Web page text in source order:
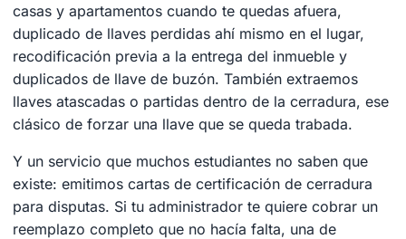
casas y apartamentos cuando te quedas afuera,
duplicado de llaves perdidas ahí mismo en el lugar,
recodificación previa a la entrega del inmueble y
duplicados de llave de buzón. También extraemos
llaves atascadas o partidas dentro de la cerradura, ese
clásico de forzar una llave que se queda trabada.
Y un servicio que muchos estudiantes no saben que
existe: emitimos cartas de certificación de cerradura
para disputas. Si tu administrador te quiere cobrar un
reemplazo completo que no hacía falta, una de